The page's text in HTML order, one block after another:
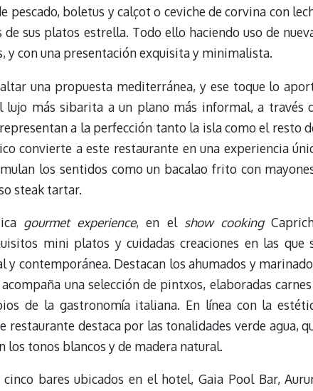
pescado, boletus y calçot o ceviche de corvina con
sus platos estrella. Todo ello haciendo uso de
y con una presentación exquisita y minimalista.
una propuesta mediterránea, y ese toque lo
lujo más sibarita a un plano más informal, a través
a la perfección tanto la isla como el resto
convierte a este restaurante en una experiencia
los sentidos como un bacalao frito con
steak tartar.
gourmet experience, en el show cooking
mini platos y cuidadas creaciones en las que
contemporánea. Destacan los ahumados y
una selección de pintxos, elaboradas
de la gastronomía italiana. En línea con la
restaurante destaca por las tonalidades verde agua,
los tonos blancos y de madera natural.
bares ubicados en el hotel, Gaia Pool Bar,